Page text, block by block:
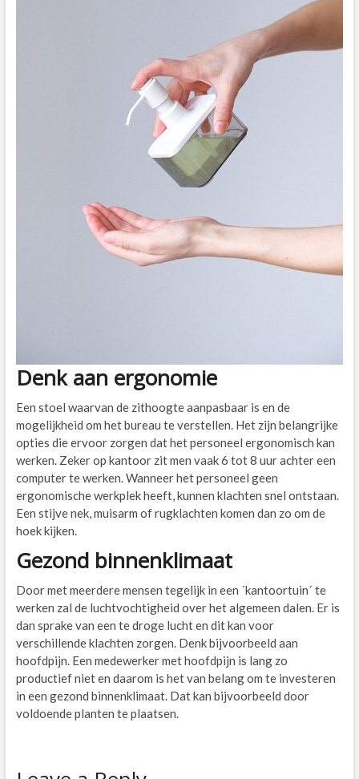
Denk aan ergonomie
Een stoel waarvan de zithoogte aanpasbaar is en de
mogelijkheid om het bureau te verstellen. Het zijn belangrijke
opties die ervoor zorgen dat het personeel ergonomisch kan
werken. Zeker op kantoor zit men vaak 6 tot 8 uur achter een
computer te werken. Wanneer het personeel geen
ergonomische werkplek heeft, kunnen klachten snel ontstaan.
Een stijve nek, muisarm of rugklachten komen dan zo om de
hoek kijken.
Gezond binnenklimaat
Door met meerdere mensen tegelijk in een ´kantoortuin´ te
werken zal de luchtvochtigheid over het algemeen dalen. Er is
dan sprake van een te droge lucht en dit kan voor
verschillende klachten zorgen. Denk bijvoorbeeld aan
hoofdpijn. Een medewerker met hoofdpijn is lang zo
productief niet en daarom is het van belang om te investeren
in een gezond binnenklimaat. Dat kan bijvoorbeeld door
voldoende planten te plaatsen.